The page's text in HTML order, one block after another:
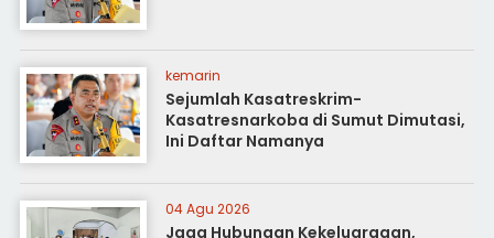
kemarin
Sejumlah Kasatreskrim-
Kasatresnarkoba di Sumut Dimutasi,
Ini Daftar Namanya
04 Agu 2026
Jaga Hubungan Kekeluargaan,